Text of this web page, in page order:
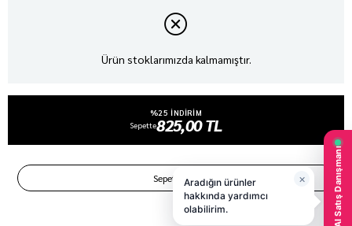
Ürün stoklarımızda kalmamıştır.
%25 INDIRIM
Sepette825,00 TL